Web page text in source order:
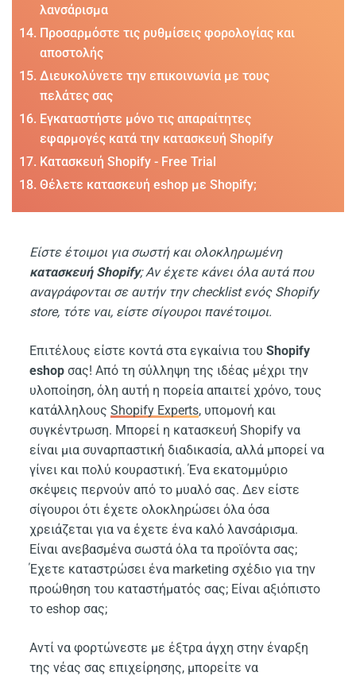
λανσάρισμα
Προσαρμόστε τις ρυθμίσεις φορολογίας και
αποστολής
Διευκολύνετε την επικοινωνία με τους
πελάτες σας
Εγκαταστήστε μόνο τις απαραίτητες
εφαρμογές κατά την κατασκευή Shopify
Κατασκευή Shopify - Free Trial
Θέλετε κατασκευή eshop με Shopify;
Είστε έτοιμοι για σωστή και ολοκληρωμένη
κατασκευή Shopify; Αν έχετε κάνει όλα αυτά που
αναγράφονται σε αυτήν την checklist ενός Shopify
store, τότε ναι, είστε σίγουροι πανέτοιμοι.
Επιτέλους είστε κοντά στα εγκαίνια τουShopify
eshop σας! Από τη σύλληψη της ιδέας μέχρι την
υλοποίηση, όλη αυτή η πορεία απαιτεί χρόνο, τους
κατάλληλουςShopify Experts, υπομονή και
συγκέντρωση. Μπορεί η κατασκευή Shopify να
είναι μια συναρπαστική διαδικασία, αλλά μπορεί να
γίνει και πολύ κουραστική. Ένα εκατομμύριο
σκέψεις περνούν από το μυαλό σας. Δεν είστε
σίγουροι ότι έχετε ολοκληρώσει όλα όσα
χρειάζεται για να έχετε ένα καλό λανσάρισμα.
Είναι ανεβασμένα σωστά όλα τα προϊόντα σας;
Έχετε καταστρώσει ένα marketing σχέδιο για την
προώθηση του καταστήματός σας; Είναι αξιόπιστο
το eshop σας;
Αντί να φορτώνεστε με έξτρα άγχη στην έναρξη
της νέας σας επιχείρησης, μπορείτε να